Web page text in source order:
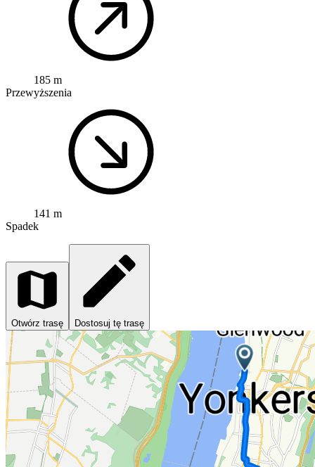
185 m
Przewyższenia
141 m
Spadek
Otwórz trasę Dostosuj tę trasę